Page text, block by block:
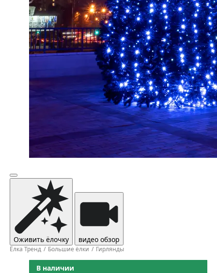
Оживить ёлочку видео обзор
Ёлка Тренд Большие ёлки Гирлянды
В наличии